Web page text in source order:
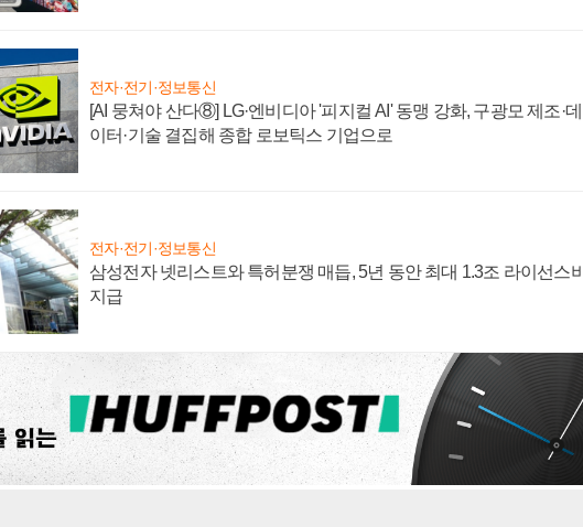
전자·전기·정보통신
[AI 뭉쳐야 산다⑧] LG·엔비디아 '피지컬 AI' 동맹 강화, 구광모 제조·데
이터·기술 결집해 종합 로보틱스 기업으로
전자·전기·정보통신
삼성전자 넷리스트와 특허분쟁 매듭, 5년 동안 최대 1.3조 라이선스비
지급